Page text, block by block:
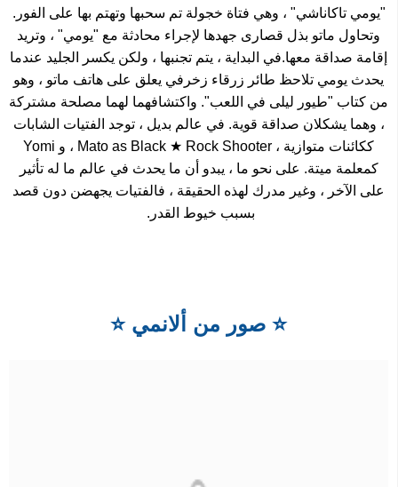
"يومي تاكاناشي" ، وهي فتاة خجولة تم سحبها وتهتم بها على الفور.
وتحاول ماتو بذل قصارى جهدها لإجراء محادثة مع "يومي" ، وتريد
إقامة صداقة معها.في البداية ، يتم تجنبها ، ولكن يكسر الجليد عندما
يحدث يومي تلاحظ طائر زرقاء زخرفي يعلق على هاتف ماتو ، وهو
من كتاب "طيور ليلى في اللعب". واكتشافهما لهما مصلحة مشتركة
، وهما يشكلان صداقة قوية. في عالم بديل ، توجد الفتيات الشابات
ككائنات متوازية ، Mato as Black ★ Rock Shooter ، و Yomi
كمعلمة ميتة. على نحو ما ، يبدو أن ما يحدث في عالم ما له تأثير
على الآخر ، وغير مدرك لهذه الحقيقة ، فالفتيات يجهضن دون قصد
بسبب خيوط القدر.
⭐ صور من ألانمي⭐